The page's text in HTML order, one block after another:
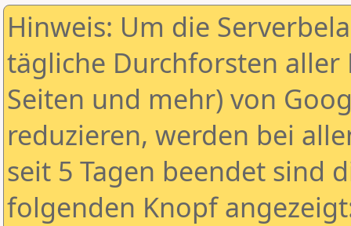
Hinweis: Um die
tägliche Durchforsten aller
Seiten und mehr) von
reduzieren, werden bei
seit 5 Tagen beendet sind
folgenden Knopf